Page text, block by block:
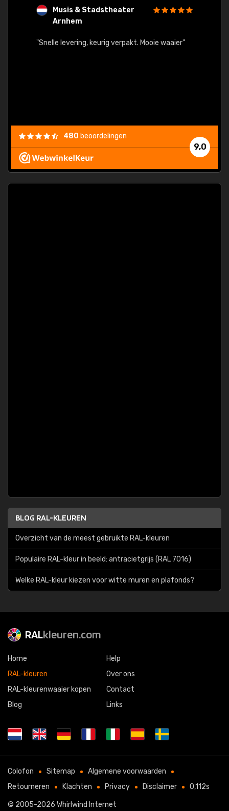
Musis & Stadstheater
Arnhem
"Snelle levering, keurig verpakt. Mooie waaier"
9,0
480 beoordelingen
BLOG RAL-KLEUREN
Overzicht van de meest gebruikte RAL-kleuren
Populaire RAL-kleur in beeld: antracietgrijs (RAL 7016)
Welke RAL-kleur kiezen voor witte muren en plafonds?
RALkleuren.com
Home
RAL-kleuren
RAL-kleurenwaaier kopen
Blog
Help
Over ons
Contact
Links
Colofon Sitemap
Algemene voorwaarden
Retourneren
Klachten Privacy Disclaimer 0,112s
© 2005-2026 Whirlwind Internet